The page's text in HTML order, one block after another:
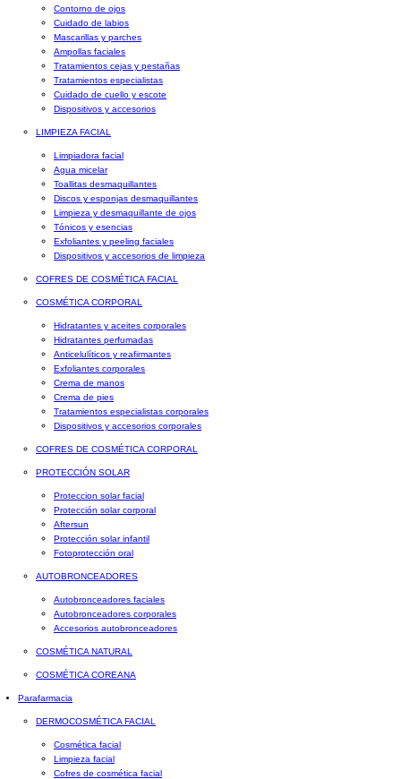
Contorno de ojos
Cuidado de labios
Mascarillas y parches
Ampollas faciales
Tratamientos cejas y pestañas
Tratamientos especialistas
Cuidado de cuello y escote
Dispositivos y accesorios
LIMPIEZA FACIAL
Limpiadora facial
Agua micelar
Toallitas desmaquillantes
Discos y esponjas desmaquillantes
Limpieza y desmaquillante de ojos
Tónicos y esencias
Exfoliantes y peeling faciales
Dispositivos y accesorios de limpieza
COFRES DE COSMÉTICA FACIAL
COSMÉTICA CORPORAL
Hidratantes y aceites corporales
Hidratantes perfumadas
Anticelulíticos y reafirmantes
Exfoliantes corporales
Crema de manos
Crema de pies
Tratamientos especialistas corporales
Dispositivos y accesorios corporales
COFRES DE COSMÉTICA CORPORAL
PROTECCIÓN SOLAR
Proteccion solar facial
Protección solar corporal
Aftersun
Protección solar infantil
Fotoprotección oral
AUTOBRONCEADORES
Autobronceadores faciales
Autobronceadores corporales
Accesorios autobronceadores
COSMÉTICA NATURAL
COSMÉTICA COREANA
Parafarmacia
DERMOCOSMÉTICA FACIAL
Cosmética facial
Limpieza facial
Cofres de cosmética facial